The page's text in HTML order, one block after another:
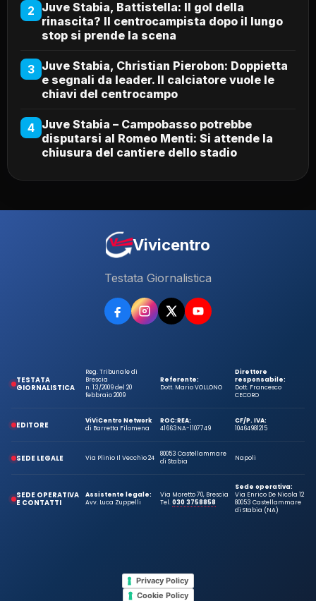
2 Juve Stabia, Battistella: Il gol della
rinascita? Il centrocampista dopo il lungo
stop si prende la scena
3 Juve Stabia, Christian Pierobon: Doppietta
e segnali da leader. Il calciatore vuole le
chiavi del centrocampo
4 Juve Stabia – Campobasso potrebbe
disputarsi al Romeo Menti: Si attende la
chiusura del cantiere dello stadio
Vivicentro
Testata Giornalistica
TESTATA
GIORNALISTICA
Reg. Tribunale di
Brescia
n. 13/2009 del 20
febbraio 2009
Referente:
Dott. Mario VOLLONO
Direttore
responsabile:
Dott. Francesco
CECORO
EDITORE
ViViCentro Network
di Barretta Filomena
ROC:
41663
REA:
NA-1107749
CF/P. IVA:
10464981215
SEDE LEGALE Via Plinio Il Vecchio 24
80053 Castellammare
di Stabia
Napoli
SEDE OPERATIVA
E CONTATTI
Assistente legale:
Avv. Luca Zuppelli
Via Moretto 70, Brescia
Tel.030 3758858
Sede operativa:
Via Enrico De Nicola 12
80053 Castellammare
di Stabia (NA)
Privacy Policy
Cookie Policy